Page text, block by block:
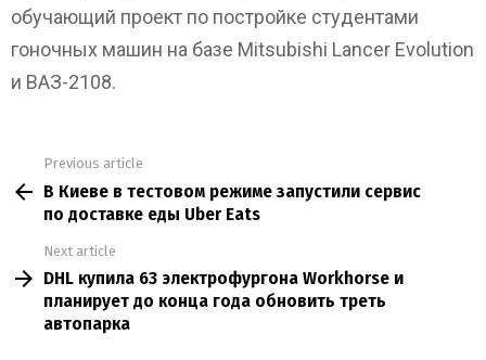
обучающий проект по постройке студентами
гоночных машин на базе Mitsubishi Lancer Evolution
и ВАЗ-2108.
more
Previous article
В Киеве в тестовом режиме запустили сервис
по доставке еды Uber Eats
Next article
DHL купила 63 электрофургона Workhorse и
планирует до конца года обновить треть
автопарка